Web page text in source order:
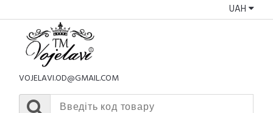
UAH
VOJELAVI.OD@GMAIL.COM
МЕНЮ